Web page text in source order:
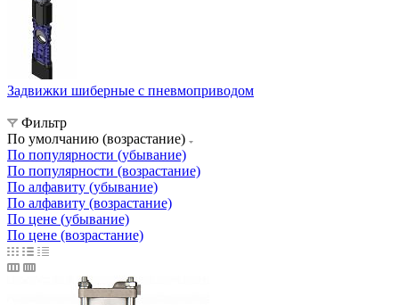
Задвижки шиберные с пневмоприводом
Фильтр
По умолчанию (возрастание)
По популярности (убывание)
По популярности (возрастание)
По алфавиту (убывание)
По алфавиту (возрастание)
По цене (убывание)
По цене (возрастание)